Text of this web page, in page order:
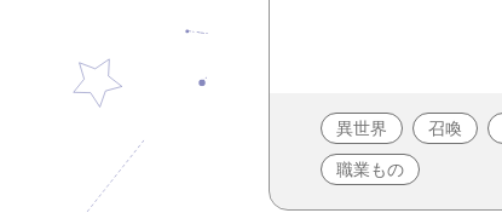
異世界 召喚
職業もの